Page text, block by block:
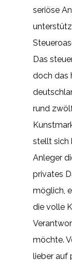
seriöse
Das
doch das
rund
stellt sich
Anleger
privates
möglich,
die volle
möchte.
lieber auf